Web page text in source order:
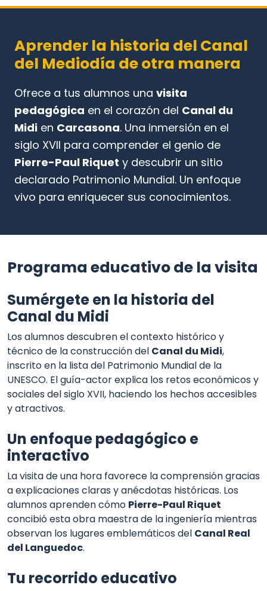
Aprender la historia del Canal
del Mediodía de otra manera
Ofrece a tus alumnos una visita
pedagógica en el corazón del Canal du
Midi en Carcasona. Una inmersión en el
siglo XVII para comprender el genio de
Pierre-Paul Riquet y descubrir un sitio
declarado Patrimonio Mundial. Un enfoque
vivo para enriquecer sus conocimientos.
Programa educativo de la visita
Sumérgete en la historia del
Canal du Midi
Los alumnos descubren el contexto histórico y
técnico de la construcción del Canal du Midi,
inscrito en la lista del Patrimonio Mundial de la
UNESCO. El guía-actor explica los retos económicos y
sociales del siglo XVII, haciendo los hechos accesibles
y atractivos.
Un enfoque pedagógico e
interactivo
La visita de una hora favorece la comprensión gracias
a explicaciones claras y anécdotas históricas. Los
alumnos aprenden cómo Pierre-Paul Riquet
concibió esta obra maestra de la ingeniería mientras
observan los lugares emblemáticos del Canal Real
del Languedoc.
Tu recorrido educativo